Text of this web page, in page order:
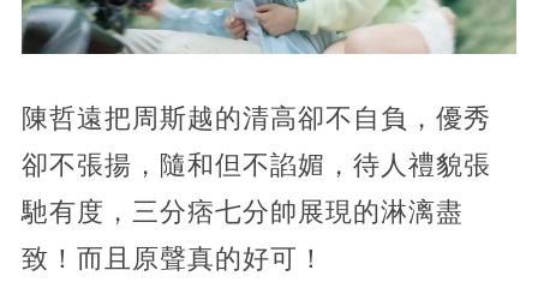
陳哲遠把周斯越的清高卻不自負，優秀
卻不張揚，隨和但不諂媚，待人禮貌張
馳有度，三分痞七分帥展現的淋漓盡
致！而且原聲真的好可！